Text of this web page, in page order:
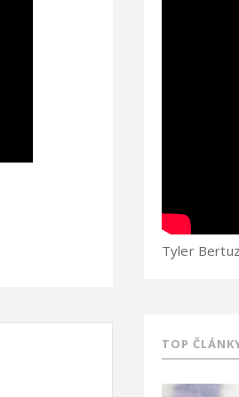
Tyler
TOP